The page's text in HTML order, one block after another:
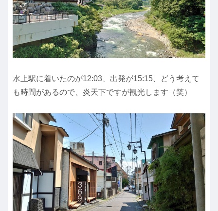
水上駅に着いたのが12:03、出発が15:15、どう考えて
も時間があるので、炎天下ですが観光します（笑）